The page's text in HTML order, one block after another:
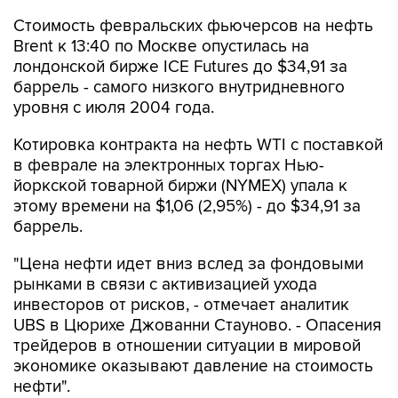
Стоимость февральских фьючерсов на нефть
Brent к 13:40 по Москве опустилась на
лондонской бирже ICE Futures до $34,91 за
баррель - самого низкого внутридневного
уровня с июля 2004 года.
Котировка контракта на нефть WTI с поставкой
в феврале на электронных торгах Нью-
йоркской товарной биржи (NYMEX) упала к
этому времени на $1,06 (2,95%) - до $34,91 за
баррель.
"Цена нефти идет вниз вслед за фондовыми
рынками в связи с активизацией ухода
инвесторов от рисков, - отмечает аналитик
UBS в Цюрихе Джованни Стауново. - Опасения
трейдеров в отношении ситуации в мировой
экономике оказывают давление на стоимость
нефти".